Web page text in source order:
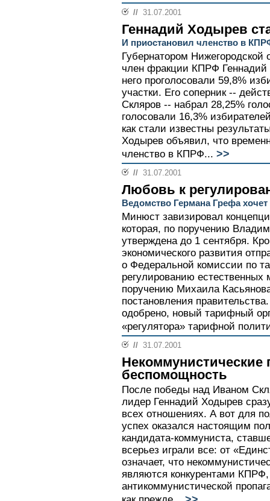
// 31.07.2001
Геннадий Ходырев
И приостановил членство в
Губернатором Нижегородской
член фракции КПРФ Геннадий
него проголосовали 59,8%
участки. Его соперник --
Скляров -- набрал 28,25%
голосовали 16,3%
как стали известны
Ходырев объявил, что
членство в КПРФ... >>
// 31.07.2001
Любовь к
Ведомство Германа Грефа
Минюст завизировал
которая, по поручению
утверждена до 1 сентября.
экономического развития
о Федеральной комиссии по
регулированию естественных
поручению Михаила
постановления
одобрено, новый тарифный
«регулятора» тарифной
// 31.07.2001
Некоммунистические
беспомощность
После победы над Иваном
лидер Геннадий Ходырев
всех отношениях. А вот для
успех оказался настоящим
кандидата-коммуниста,
всерьез играли все: от
означает, что
являются конкурентами
антикоммунистической